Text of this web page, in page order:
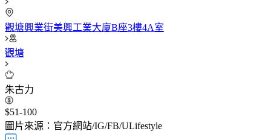
觀塘興業街美興工業大廈B座3樓4A室
觀塘
朱古力
$51-100
圖片來源：官方網站/IG/FB/ULifestyle